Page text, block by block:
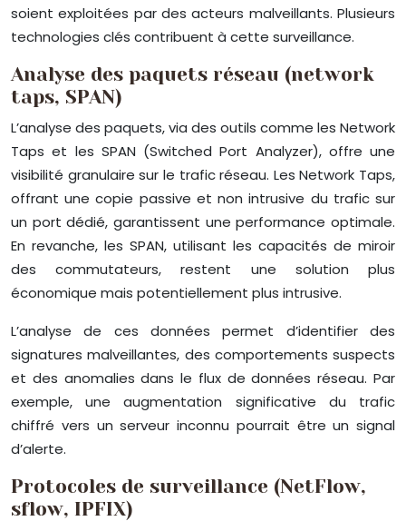
soient exploitées par des acteurs malveillants. Plusieurs
technologies clés contribuent à cette surveillance.
Analyse des paquets réseau (network
taps, SPAN)
L’analyse des paquets, via des outils comme les Network
Taps et les SPAN (Switched Port Analyzer), offre une
visibilité granulaire sur le trafic réseau. Les Network Taps,
offrant une copie passive et non intrusive du trafic sur
un port dédié, garantissent une performance optimale.
En revanche, les SPAN, utilisant les capacités de miroir
des commutateurs, restent une solution plus
économique mais potentiellement plus intrusive.
L’analyse de ces données permet d’identifier des
signatures malveillantes, des comportements suspects
et des anomalies dans le flux de données réseau. Par
exemple, une augmentation significative du trafic
chiffré vers un serveur inconnu pourrait être un signal
d’alerte.
Protocoles de surveillance (NetFlow,
sflow, IPFIX)